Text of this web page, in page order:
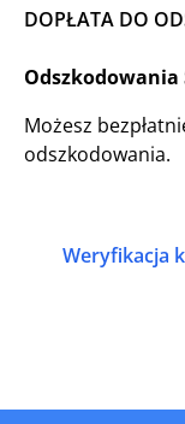
DOPŁATA DO
Odszkodowania
Możesz
odszkodowania.
Weryfikacja